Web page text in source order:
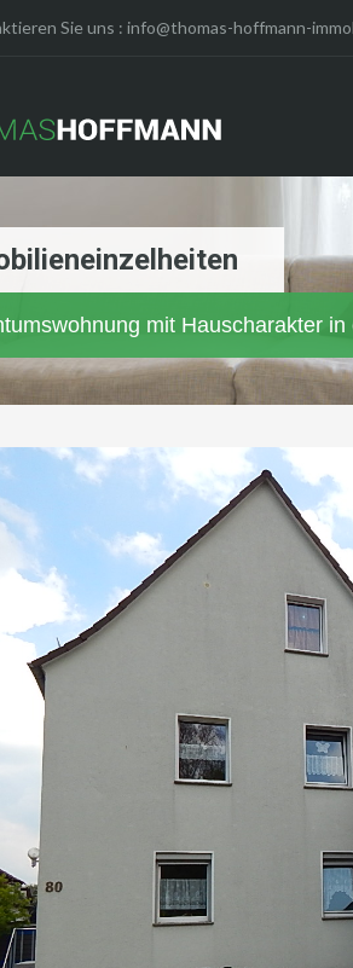
Sie uns : info@thomas-hoffmann-
mit Hauscharakter